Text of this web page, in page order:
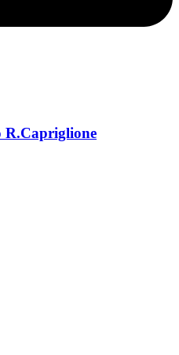
R.Capriglione